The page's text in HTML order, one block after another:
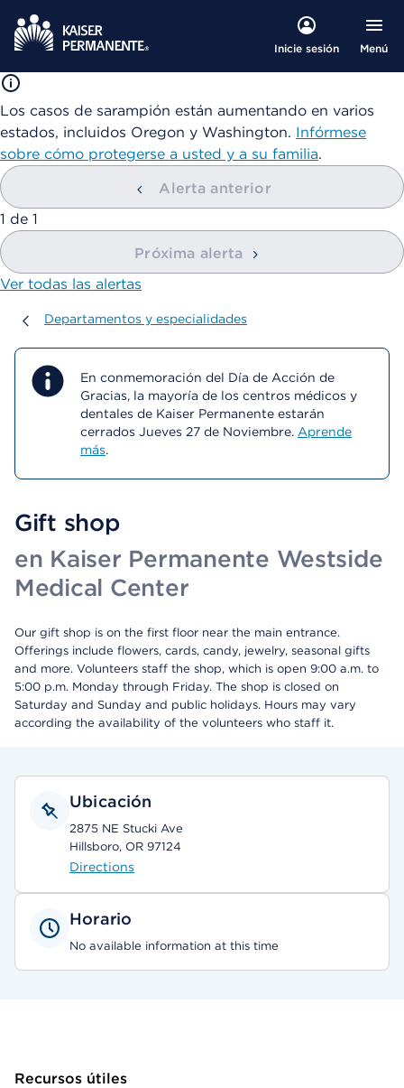
Inicie sesión Menú
Los casos de sarampión están aumentando en varios
estados, incluidos Oregon y Washington. Infórmese
sobre cómo protegerse a usted y a su familia.
Alerta anterior
mostrando
1 de 1
Próxima alerta
Ver todas las alertas
Departamentos y especialidades
Departamentos y especialidades
En conmemoración del Día de Acción de
Gracias, la mayoría de los centros médicos y
dentales de Kaiser Permanente estarán
cerrados Jueves 27 de Noviembre. Aprende
más.
Gift shop
en Kaiser Permanente Westside
Medical Center
Our gift shop is on the first floor near the main entrance.
Offerings include flowers, cards, candy, jewelry, seasonal gifts
and more. Volunteers staff the shop, which is open 9:00 a.m. to
5:00 p.m. Monday through Friday. The shop is closed on
Saturday and Sunday and public holidays. Hours may vary
according the availability of the volunteers who staff it.
Ubicación
2875 NE Stucki Ave
Hillsboro, OR 97124
Directions
Horario
No available information at this time
Recursos útiles